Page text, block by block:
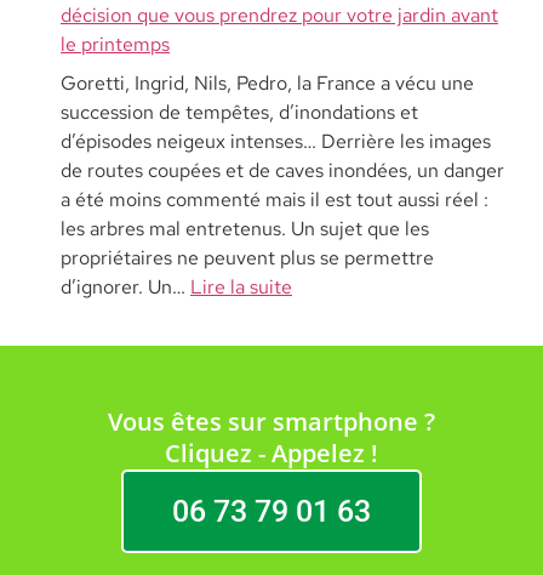
décision que vous prendrez pour votre jardin avant
le printemps
Goretti, Ingrid, Nils, Pedro, la France a vécu une
succession de tempêtes, d’inondations et
d’épisodes neigeux intenses… Derrière les images
de routes coupées et de caves inondées, un danger
a été moins commenté mais il est tout aussi réel :
les arbres mal entretenus. Un sujet que les
propriétaires ne peuvent plus se permettre
d’ignorer. Un… Lire la suite
Vous êtes sur smartphone ?
Cliquez - Appelez !
06 73 79 01 63